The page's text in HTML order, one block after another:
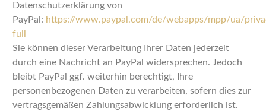
Datenschutzerklärung von
PayPal: https://www.paypal.com/de/webapps/mpp/ua/
full
Sie können dieser Verarbeitung Ihrer Daten jederzeit
durch eine Nachricht an PayPal widersprechen. Jedoch
bleibt PayPal ggf. weiterhin berechtigt, Ihre
personenbezogenen Daten zu verarbeiten, sofern dies zur
vertragsgemäßen Zahlungsabwicklung erforderlich ist.